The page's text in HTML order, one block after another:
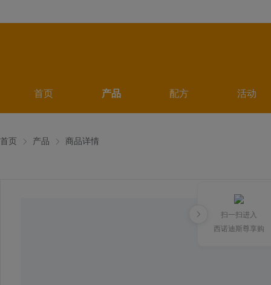
首页 产品 配方 活动
扫一扫进入
西诺迪斯尊享购
首页 产品 商品详情